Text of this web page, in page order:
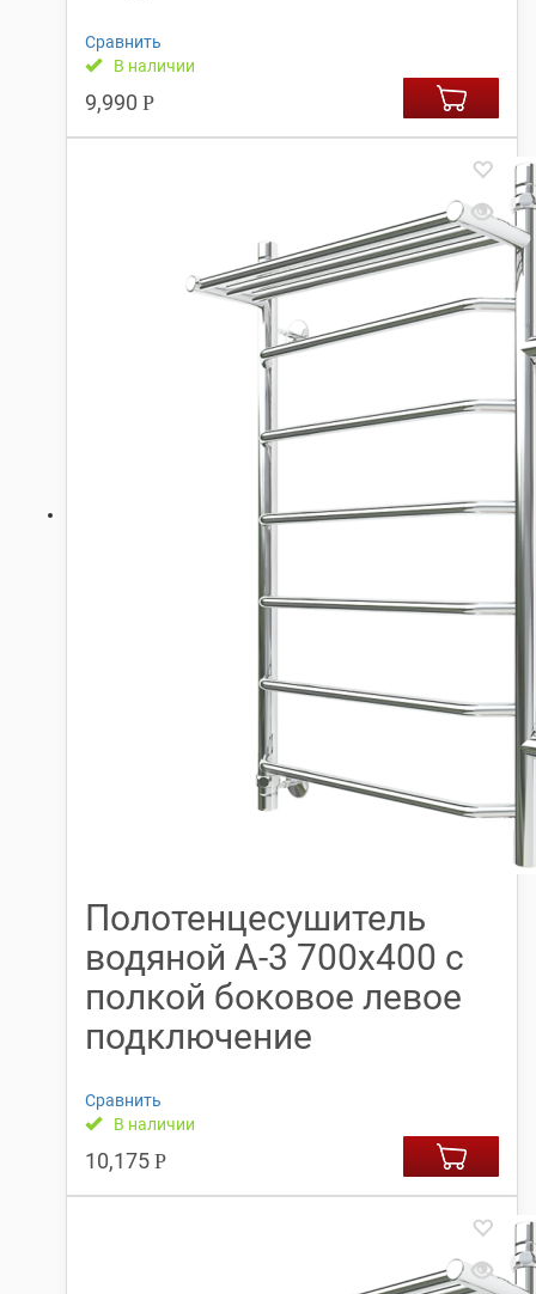
Сравнить
В наличии
9,990 Р
Полотенцесушитель
водяной А-3 700х400 с
полкой боковое левое
подключение
Сравнить
В наличии
10,175 Р